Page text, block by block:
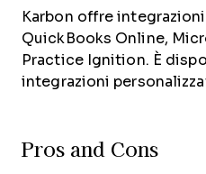
Karbon offre
QuickBooks Online,
Practice Ignition. È
integrazioni
Pros and Cons